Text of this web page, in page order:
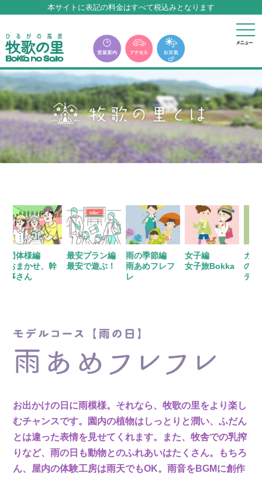
牧歌の里温泉『牧華』は12月中旬まで休館いたします。
様編
かせ、幹
ん
最安プラン編
最安で遊ぶ！
雨の季節編
雨あめフレフ
女子編
女子旅Bokka
カップ
のんび
デート
お出かけの日に雨模様。 それなら、牧歌の里をより楽し
むチャンスです。 園内の植物はしっとりと潤い、ふだん
とは違った表情を見せてくれます。
また、牧舎での乳搾
りなど、雨の日も動物とのふれあいはたくさん。
もちろ
ん、屋内の体験工房は雨天でもOK。雨音をBGMに創作